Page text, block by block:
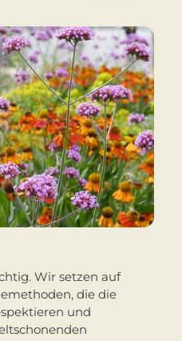
Wir setzen auf
die die
und